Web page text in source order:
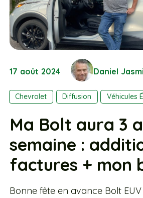
17 août 2024 Daniel
Chevrolet Diffusion Véhicules
Ma Bolt aura 3
semaine :
factures + mon
Bonne fête en avance Bolt